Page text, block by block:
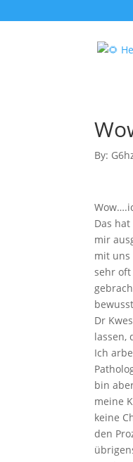
By:
Das
mir
mit uns
sehr
Dr
lassen,
Ich
bin
meine
keine
den